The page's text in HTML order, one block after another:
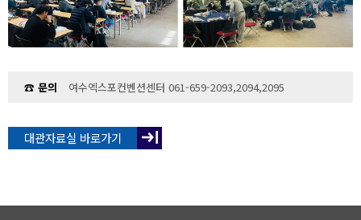
☎ 문의 여수엑스포컨벤션센터 061-659-2093,2094,2095
대관자료실 바로가기